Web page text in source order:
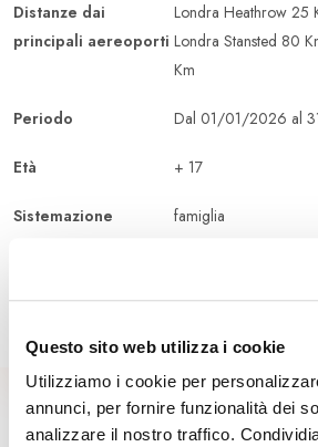
Questo sito web utilizza i cookie
Utilizziamo i cookie per
annunci, per fornire funzionalità dei
analizzare il nostro traffico.
Distanze dai
principali aereoporti
Londra Heathrow 25
Londra Stansted 80
Km
Periodo Dal 01/01/2026 al
Età + 17
Sistemazione famiglia